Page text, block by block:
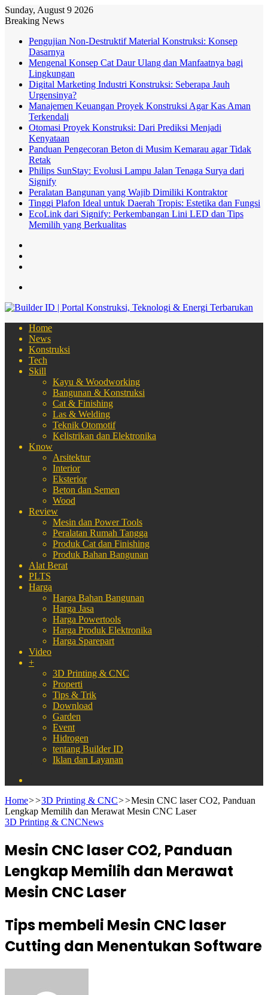
Sunday, August 9 2026
Breaking News
Pengujian Non-Destruktif Material Konstruksi: Konsep
Dasarnya
Mengenal Konsep Cat Daur Ulang dan Manfaatnya bagi
Lingkungan
Digital Marketing Industri Konstruksi: Seberapa Jauh
Urgensinya?
Manajemen Keuangan Proyek Konstruksi Agar Kas Aman
Terkendali
Otomasi Proyek Konstruksi: Dari Prediksi Menjadi
Kenyataan
Panduan Pengecoran Beton di Musim Kemarau agar Tidak
Retak
Philips SunStay: Evolusi Lampu Jalan Tenaga Surya dari
Signify
Peralatan Bangunan yang Wajib Dimiliki Kontraktor
Tinggi Plafon Ideal untuk Daerah Tropis: Estetika dan Fungsi
EcoLink dari Signify: Perkembangan Lini LED dan Tips
Memilih yang Berkualitas
Home
News
Konstruksi
Tech
Skill
Kayu & Woodworking
Bangunan & Konstruksi
Cat & Finishing
Las & Welding
Teknik Otomotif
Kelistrikan dan Elektronika
Know
Arsitektur
Interior
Eksterior
Beton dan Semen
Wood
Review
Mesin dan Power Tools
Peralatan Rumah Tangga
Produk Cat dan Finishing
Produk Bahan Bangunan
Alat Berat
PLTS
Harga
Harga Bahan Bangunan
Harga Jasa
Harga Powertools
Harga Produk Elektronika
Harga Sparepart
Video
+
3D Printing & CNC
Properti
Tips & Trik
Download
Garden
Event
Hidrogen
tentang Builder ID
Iklan dan Layanan
Home>>3D Printing & CNC>>Mesin CNC laser CO2, Panduan
Lengkap Memilih dan Merawat Mesin CNC Laser
3D Printing & CNCNews
Mesin CNC laser CO2, Panduan
Lengkap Memilih dan Merawat
Mesin CNC Laser
Tips membeli Mesin CNC laser
Cutting dan Menentukan Software